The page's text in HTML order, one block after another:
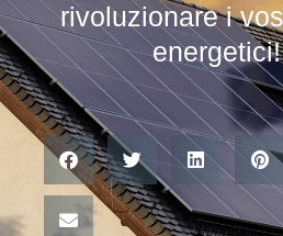
rivoluzionare i
energetici!